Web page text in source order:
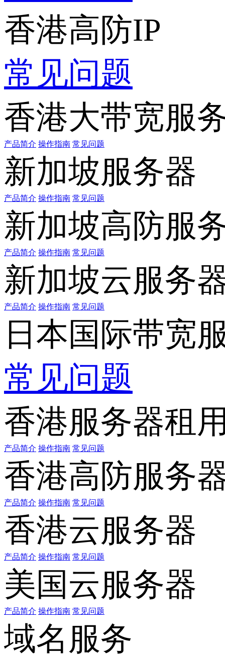
香港高防IP
常见问题
香港大带宽服
产品简介 操作指南 常见问题
新加坡服务器
产品简介 操作指南 常见问题
新加坡高防服
产品简介 操作指南 常见问题
新加坡云服务
产品简介 操作指南 常见问题
日本国际带宽
常见问题
香港服务器租
产品简介 操作指南 常见问题
香港高防服务
产品简介 操作指南 常见问题
香港云服务器
产品简介 操作指南 常见问题
美国云服务器
产品简介 操作指南 常见问题
域名服务